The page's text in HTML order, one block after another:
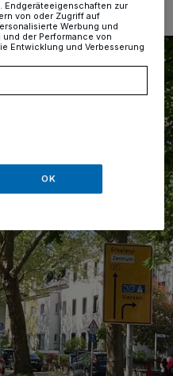
Endgeräteeigenschaften zur
von oder Zugriff auf
Werbung und
der Performance von
Entwicklung und Verbesserung
OK